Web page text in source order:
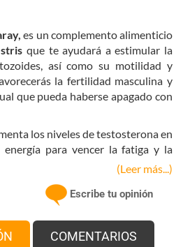
es un complemento alimenticio
que te ayudará a estimular la
así como su motilidad y
la fertilidad masculina y
que pueda haberse apagado con
los niveles de testosterona en
para vencer la fatiga y la
es originario de Bulgaria, siendo
en Europa para el tratamiento
impotencia, así como estimulante
(Leer más...)
Escribe tu opinión
COMENTARIOS